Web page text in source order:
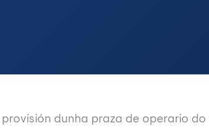
dunha praza de operario